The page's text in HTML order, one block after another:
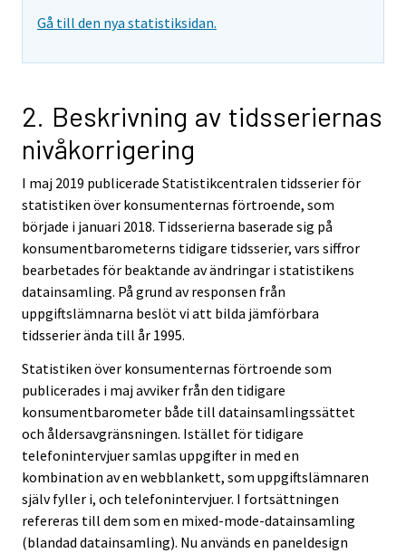
Gå till den nya statistiksidan.
2. Beskrivning av tidsseriernas
nivåkorrigering
I maj 2019 publicerade Statistikcentralen tidsserier för
statistiken över konsumenternas förtroende, som
började i januari 2018. Tidsserierna baserade sig på
konsumentbarometerns tidigare tidsserier, vars siffror
bearbetades för beaktande av ändringar i statistikens
datainsamling. På grund av responsen från
uppgiftslämnarna beslöt vi att bilda jämförbara
tidsserier ända till år 1995.
Statistiken över konsumenternas förtroende som
publicerades i maj avviker från den tidigare
konsumentbarometer både till datainsamlingssättet
och åldersavgränsningen. Istället för tidigare
telefonintervjuer samlas uppgifter in med en
kombination av en webblankett, som uppgiftslämnaren
själv fyller i, och telefonintervjuer. I fortsättningen
refereras till dem som en mixed-mode-datainsamling
(blandad datainsamling). Nu används en paneldesign